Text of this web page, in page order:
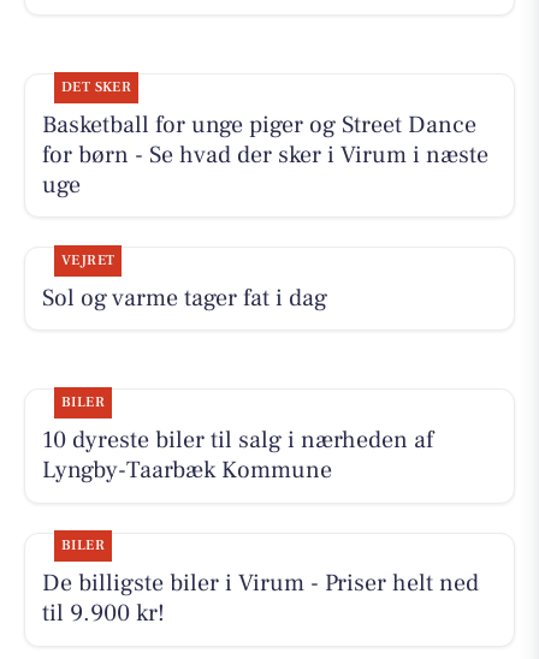
DET SKER
Basketball for unge piger og Street Dance
for børn - Se hvad der sker i Virum i næste
uge
VEJRET
Sol og varme tager fat i dag
BILER
10 dyreste biler til salg i nærheden af
Lyngby-Taarbæk Kommune
BILER
De billigste biler i Virum - Priser helt ned
til 9.900 kr!